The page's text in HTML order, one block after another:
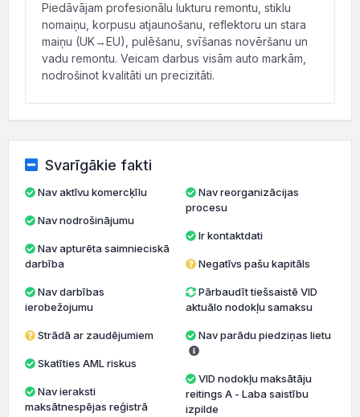
Piedāvājam profesionālu lukturu remontu, stiklu
nomaiņu, korpusu atjaunošanu, reflektoru un stara
maiņu (UK→EU), pulēšanu, svīšanas novēršanu un
vadu remontu. Veicam darbus visām auto markām,
nodrošinot kvalitāti un precizitāti.
Svarīgākie fakti
Nav aktīvu komercķīlu
Nav nodrošinājumu
darbība
ierobežojumu
Strādā ar zaudējumiem
Skatīties AML riskus
maksātnespējas reģistrā
Nav reorganizācijas
procesu
Ir kontaktdati
Negatīvs pašu kapitāls
Pārbaudīt tiešsaistē VID
aktuālo nodokļu samaksu
Nav parādu piedziņas lietu
VID nodokļu maksātāju
reitings A - Laba saistību
izpilde